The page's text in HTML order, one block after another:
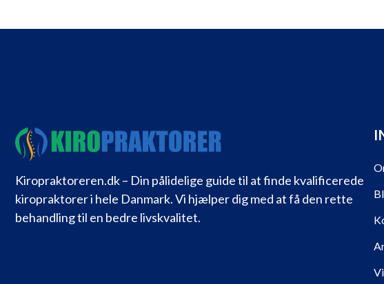
Kiropraktoreren.dk – Din pålidelige guide til at finde kvalificerede
kiropraktorer i hele Danmark. Vi hjælper dig med at få den rette
behandling til en bedre livskvalitet.